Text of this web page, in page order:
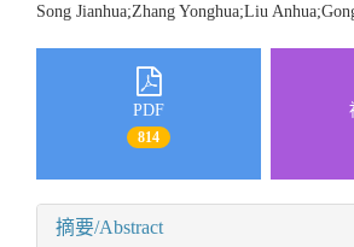
Song Jianhua;Zhang Yonghua;Liu
PDF
814
摘要/Abstract